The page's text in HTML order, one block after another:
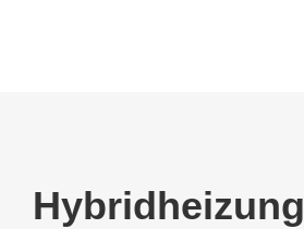
Hybridheizung